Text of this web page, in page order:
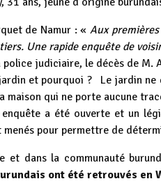
de Namur : «Aux
Une rapide enquête de
judiciaire, le décès de M.
et pourquoi ? Le jardin ne
maison qui ne porte aucune
a été ouverte et un
pour permettre de
et dans la communauté
ont été retrouvés en